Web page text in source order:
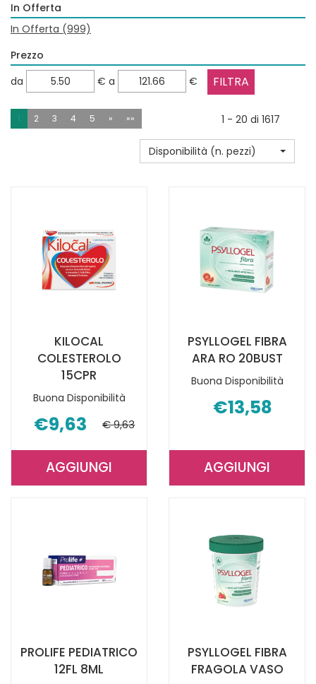
In Offerta
In Offerta (999)
Prezzo
filtra
da € filtra
a €
1 2 3 4 5 » »» 1 - 20 di 1617
Disponibilità (n. pezzi)
KILOCAL
COLESTEROLO
15CPR
Buona Disponibilità
€9,63 € 9,63
AGGIUNGIAGGIUNGI KILOCAL
PSYLLOGEL FIBRA
ARA RO 20BUST
Buona Disponibilità
€13,58
AGGIUNGI
AGGIUNGI
RO
20BUST AL
CARRELLO
PROLIFE PEDIATRICO
12FL 8ML
PSYLLOGEL FIBRA
FRAGOLA VASO